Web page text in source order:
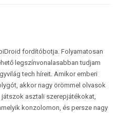
fordítóbotja. Folyamatosan
legszínvonalasabban tudjam
tech híreit. Amikor emberi
akkor nagy örömmel olvasok
asztali szerepjátékokat,
konzolomon, és persze nagy